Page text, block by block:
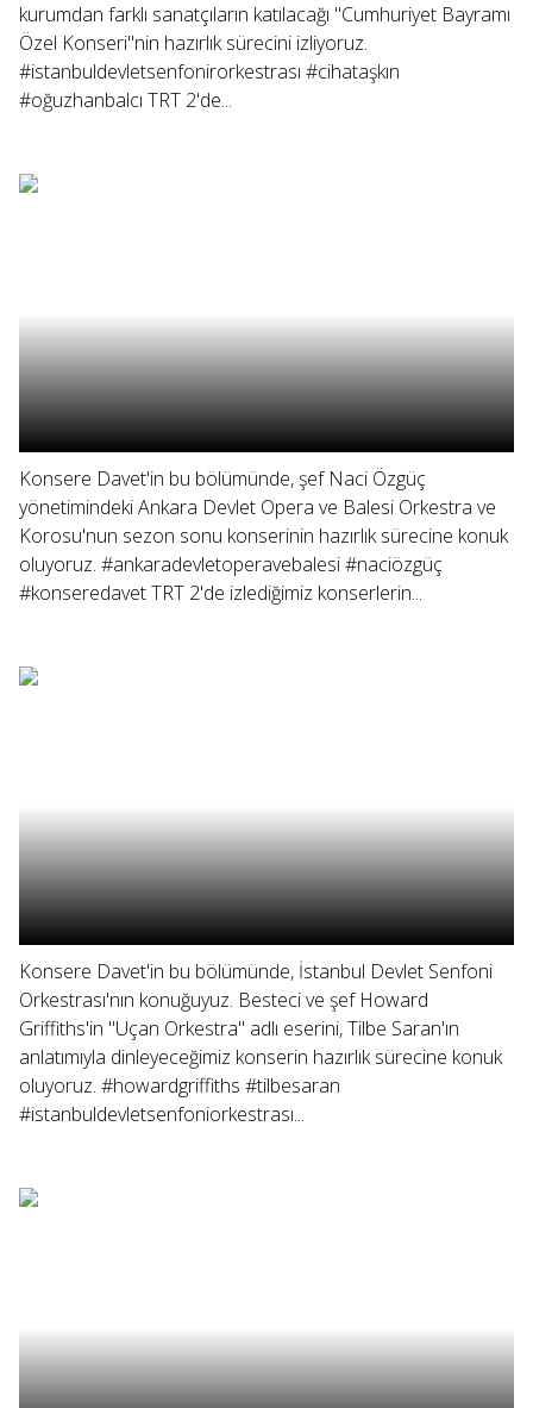
kurumdan farklı sanatçıların katılacağı "Cumhuriyet Bayramı
Özel Konseri"nin hazırlık sürecini izliyoruz.
#istanbuldevletsenfonirorkestrası #cihataşkın
#oğuzhanbalcı TRT 2'de...
Konsere Davet'in bu bölümünde, şef Naci Özgüç
yönetimindeki Ankara Devlet Opera ve Balesi Orkestra ve
Korosu'nun sezon sonu konserinin hazırlık sürecine konuk
oluyoruz. #ankaradevletoperavebalesi #naciözgüç
#konseredavet TRT 2'de izlediğimiz konserlerin...
Konsere Davet'in bu bölümünde, İstanbul Devlet Senfoni
Orkestrası'nın konuğuyuz. Besteci ve şef Howard
Griffiths'in "Uçan Orkestra" adlı eserini, Tilbe Saran'ın
anlatımıyla dinleyeceğimiz konserin hazırlık sürecine konuk
oluyoruz. #howardgriffiths #tilbesaran
#istanbuldevletsenfoniorkestrası...